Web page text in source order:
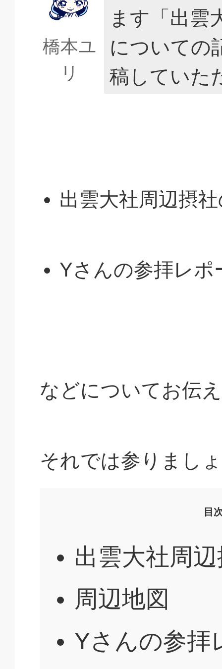
橋本ユ
リ
ます「出雲
についての
稿していた
出雲大社周辺摂
Yさんの参拝レポ
などについてお伝
それでは参りまし
目
出雲大社周
周辺地図
Yさんの参拝